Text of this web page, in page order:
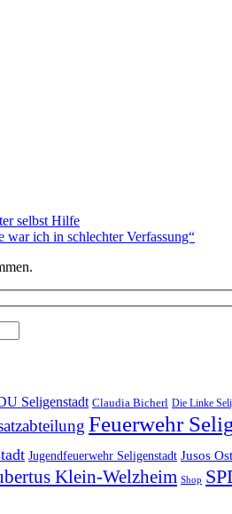
selbst Hilfe
war ich in schlechter Verfassung“
Seligenstadt Claudia Bicherl Die Linke
Feuerwehr
Jugendfeuerwehr Seligenstadt Jusos
Klein-Welzheim Shop